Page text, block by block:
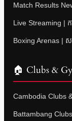
Match Results
Live Streaming | ក
Boxing Arenas | ស
🏠 Clubs &
Cambodia Clubs
Battambang